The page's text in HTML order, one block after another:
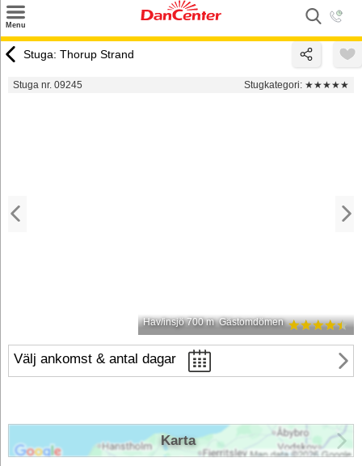
Menu
Tilbud
Stuga: Thorup Strand
Stuga nr. 09245 Stugkategori: ★★★★★
Hav/insjö 700 m Gästomdömen
Välj ankomst & antal dagar
Karta